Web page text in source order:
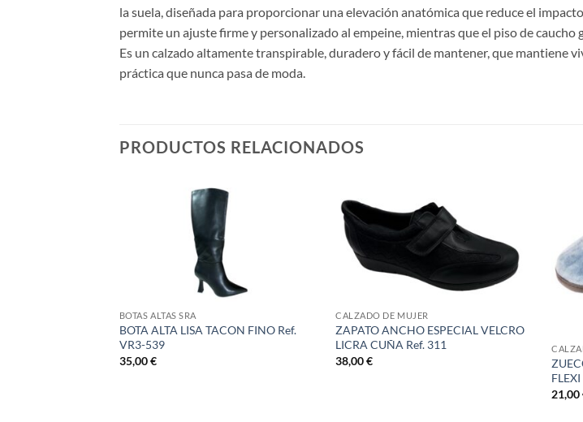
la suela, diseñada para proporcionar una elevación anatómica que reduce el
permite un ajuste firme y personalizado al empeine, mientras que el piso de
Es un calzado altamente transpirable, duradero y fácil de mantener, que mantiene
práctica que nunca pasa de moda.
PRODUCTOS RELACIONADOS
BOTAS ALTAS SRA
BOTA ALTA LISA TACON FINO Ref.
VR3-539
35,00€
CALZADO DE MUJER
ZAPATO ANCHO ESPECIAL VELCRO
LICRA CUÑA Ref. 311
38,00€
21,00